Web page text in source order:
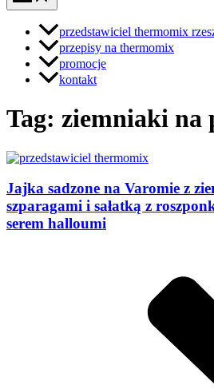
przedstawiciel thermomix
przepisy na thermomix
promocje
kontakt
Tag: ziemniaki na
Jajka sadzone na Varomie z
szparagami i sałatką z
serem halloumi